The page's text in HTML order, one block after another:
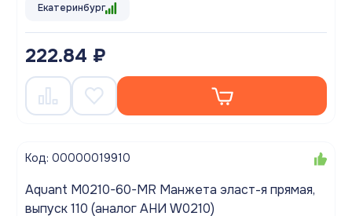
Екатеринбург
222.84 ₽
Код: 00000019910
Aquant M0210-60-MR Манжета эласт-я прямая,
выпуск 110 (аналог АНИ W0210)